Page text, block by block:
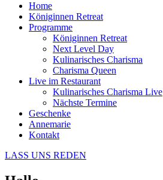
Home
Königinnen Retreat
Programme
Königinnen Retreat
Next Level Day
Kulinarisches Charisma
Charisma Queen
Live im Restaurant
Kulinarisches Charisma Live
Nächste Termine
Geschenke
Annemarie
Kontakt
LASS UNS REDEN